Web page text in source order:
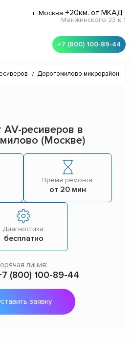
г. Москва +20км. от МКАД
Менжинского 23 к 1
+7 (800) 100-89-44
/ Дорогомилово микрорайон
AV-ресиверов в
(Москве)
Время ремонта:
от 20 мин
Диагностика:
бесплатно
линия:
(800) 100-89-44
заявку